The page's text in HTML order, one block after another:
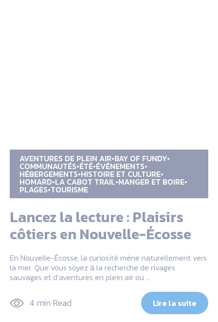
AVENTURES DE PLEIN AIR BAY OF FUNDY
COMMUNAUTÉS ÉTÉ ÉVÉNEMENTS
HÉBERGEMENTS HISTOIRE ET CULTURE
HOMARD LA CABOT TRAIL MANGER ET BOIRE
PLAGES TOURISME
Lancez la lecture : Plaisirs
côtiers en Nouvelle-Écosse
En Nouvelle-Écosse, la curiosité mène naturellement vers
la mer. Que vous soyez à la recherche de rivages
sauvages et d’aventures en plein air ou …
4 min Read Lire la suite